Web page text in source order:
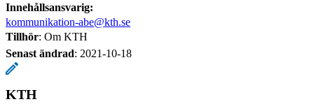
Innehållsansvarig:
kommunikation-abe@kth.se
Tillhör: Om KTH
Senast ändrad: 2021-10-18
KTH